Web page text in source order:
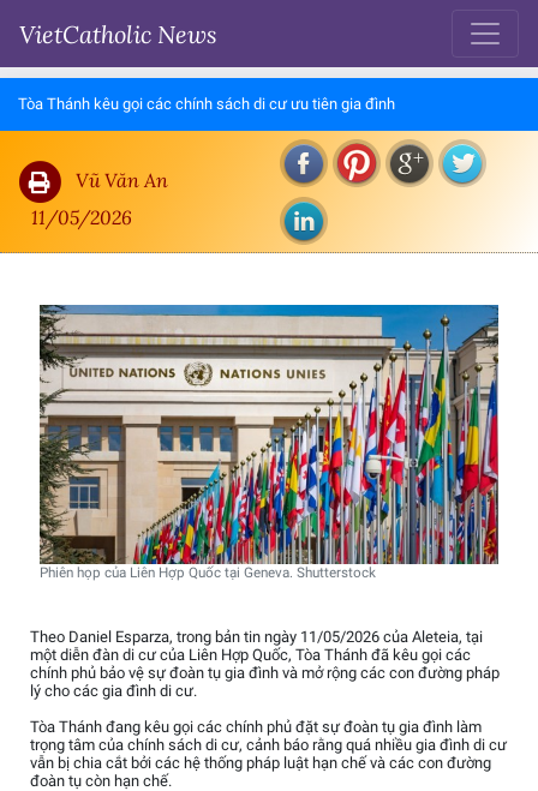
VietCatholic News
Tòa Thánh kêu gọi các chính sách di cư ưu tiên gia đình
Vũ Văn An
11/05/2026
Phiên họp của Liên Hợp Quốc tại Geneva. Shutterstock
Theo Daniel Esparza, trong bản tin ngày 11/05/2026 của Aleteia, tại
một diễn đàn di cư của Liên Hợp Quốc, Tòa Thánh đã kêu gọi các
chính phủ bảo vệ sự đoàn tụ gia đình và mở rộng các con đường pháp
lý cho các gia đình di cư.
Tòa Thánh đang kêu gọi các chính phủ đặt sự đoàn tụ gia đình làm
trọng tâm của chính sách di cư, cảnh báo rằng quá nhiều gia đình di cư
vẫn bị chia cắt bởi các hệ thống pháp luật hạn chế và các con đường
đoàn tụ còn hạn chế.